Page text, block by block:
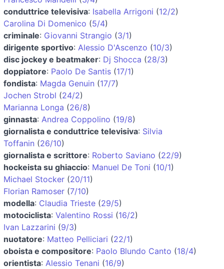
conduttrice televisiva: Isabella Arrigoni (12/2)
Carolina Di Domenico (5/4)
criminale: Giovanni Strangio (3/1)
dirigente sportivo: Alessio D'Ascenzo (10/3)
disc jockey e beatmaker: Dj Shocca (28/3)
doppiatore: Paolo De Santis (17/1)
fondista: Magda Genuin (17/7)
Jochen Strobl (24/2)
Marianna Longa (26/8)
ginnasta: Andrea Coppolino (19/8)
giornalista e conduttrice televisiva: Silvia
Toffanin (26/10)
giornalista e scrittore: Roberto Saviano (22/9)
hockeista su ghiaccio: Manuel De Toni (10/1)
Michael Stocker (20/11)
Florian Ramoser (7/10)
modella: Claudia Trieste (29/5)
motociclista: Valentino Rossi (16/2)
Ivan Lazzarini (9/3)
nuotatore: Matteo Pelliciari (22/1)
oboista e compositore: Paolo Blundo Canto (18/4)
orientista: Alessio Tenani (16/9)